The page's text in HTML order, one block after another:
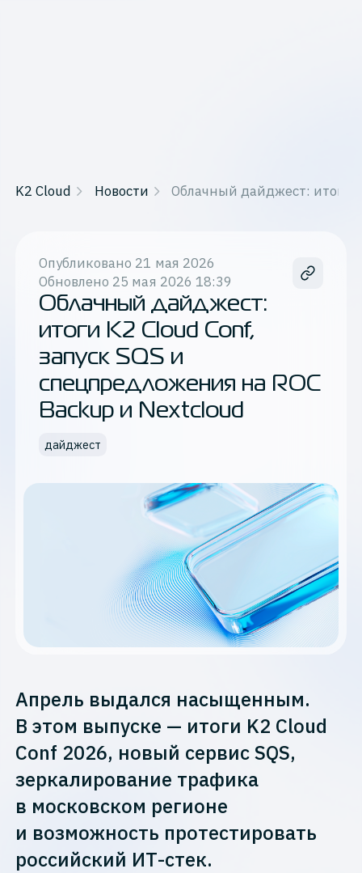
K2 Cloud Новости Облачный дайджест: итоги
Опубликовано 21 мая 2026
Обновлено 25 мая 2026 18:39
Облачный дайджест:
итоги K2 Cloud Conf,
запуск SQS и
спецпредложения на ROC
Backup и Nextcloud
дайджест
Апрель выдался насыщенным.
В этом выпуске — итоги K2 Cloud
Conf 2026, новый сервис SQS,
зеркалирование трафика
в московском регионе
и возможность протестировать
российский ИТ-стек.